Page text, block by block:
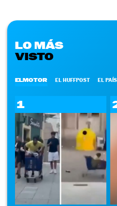
LO MÁS
VISTO
ELMOTOR EL HUFFPOST EL PAÍS
1